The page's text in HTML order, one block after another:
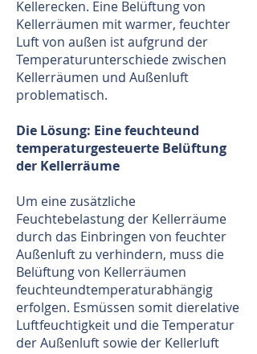
Kellerecken. Eine Belüftung von
Kellerräumen mit warmer, feuchter
Luft von außen ist aufgrund der
Temperaturunterschiede zwischen
Kellerräumen und Außenluft
problematisch.
Die Lösung: Eine feuchteund
temperaturgesteuerte Belüftung
der Kellerräume
Um eine zusätzliche
Feuchtebelastung der Kellerräume
durch das Einbringen von feuchter
Außenluft zu verhindern, muss die
Belüftung von Kellerräumen
feuchteundtemperaturabhängig
erfolgen. Esmüssen somit dierelative
Luftfeuchtigkeit und die Temperatur
der Außenluft sowie der Kellerluft